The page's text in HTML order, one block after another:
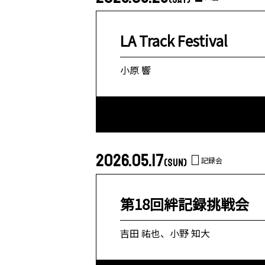
LA Track Festival
小原 響
2026.05.17(SUN) 記録会
第18回絆記録挑戦会
吉田 祐也、小野 知大